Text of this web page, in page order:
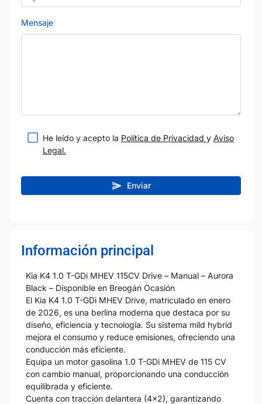
Mensaje
He leído y acepto la Política de Privacidad y Aviso
Legal.
Enviar
Información principal
Kia K4 1.0 T-GDi MHEV 115CV Drive – Manual – Aurora
Black – Disponible en Breogán Ocasión
El Kia K4 1.0 T-GDi MHEV Drive, matriculado en enero
de 2026, es una berlina moderna que destaca por su
diseño, eficiencia y tecnología. Su sistema mild hybrid
mejora el consumo y reduce emisiones, ofreciendo una
conducción más eficiente.
Equipa un motor gasolina 1.0 T-GDi MHEV de 115 CV
con cambio manual, proporcionando una conducción
equilibrada y eficiente.
Cuenta con tracción delantera (4x2), garantizando